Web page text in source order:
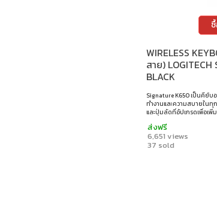
WIRELESS
สาย)
BLACK
Signature K650 เป็นคีย์บ
ทำงานและความสบายในทุ
และปุ่มลัดที่อัปเกรดเพื่อเพิ่
ให้สัญญาณไร้สายเสถียรแ
Windows, macOS,
ได้นานถึง 36 เดือน พร้อมดี
ส่งฟรี
6,651 views
37 sold